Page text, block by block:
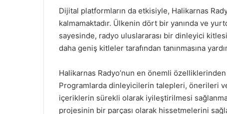
Dijital platformların da etkisiyle, Halikarnas
kalmamaktadır. Ülkenin dört bir yanında ve
sayesinde, radyo uluslararası bir dinleyici
daha geniş kitleler tarafından tanınmasına
Halikarnas Radyo’nun en önemli
Programlarda dinleyicilerin talepleri, önerileri
içeriklerin sürekli olarak iyileştirilmesi
projesinin bir parçası olarak hissetmelerini